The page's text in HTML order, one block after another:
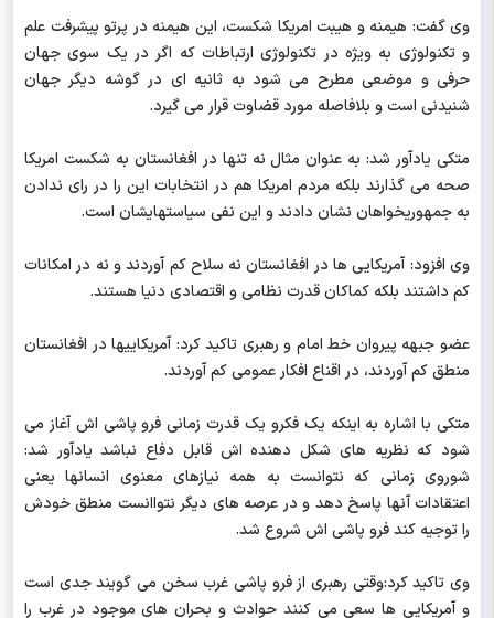
وی گفت: هیمنه و هیبت امریکا شکست، این هیمنه در پرتو پیشرفت علم
و تکنولوژی به ویژه در تکنولوژی ارتباطات که اگر در یک سوی جهان
حرفی و موضعی مطرح می شود به ثانیه ای در گوشه دیگر جهان
شنیدنی است و بلافاصله مورد قضاوت قرار می گیرد.
متکی یادآور شد: به عنوان مثال نه تنها در افغانستان به شکست امریکا
صحه می گذارند بلکه مردم امریکا هم در انتخابات این را در رای ندادن
به جمهوریخواهان نشان دادند و این نفی سیاستهایشان است.
وی افزود: آمریکایی ها در افغانستان نه سلاح کم آوردند و نه در امکانات
کم داشتند بلکه کماکان قدرت نظامی و اقتصادی دنیا هستند.
عضو جبهه پیروان خط امام و رهبری تاکید کرد: آمریکاییها در افغانستان
منطق کم آوردند، در اقناع افکار عمومی کم آوردند.
متکی با اشاره به اینکه یک فکرو یک قدرت زمانی فرو پاشی اش آغاز می
شود که نظریه های شکل دهنده اش قابل دفاع نباشد یادآور شد:
شوروی زمانی که نتوانست به همه نیازهای معنوی انسانها یعنی
اعتقادات آنها پاسخ دهد و در عرصه های دیگر نتواانست منطق خودش
را توجیه کند فرو پاشی اش شروع شد.
وی تاکید کرد:وقتی رهبری از فرو پاشی غرب سخن می گویند جدی است
و آمریکایی ها سعی می کنند حوادث و بحران های موجود در غرب را